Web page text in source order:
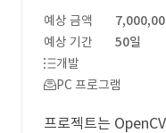
예상 금액
예상 기간
50일
개발
PC 프로그램
프로젝트는